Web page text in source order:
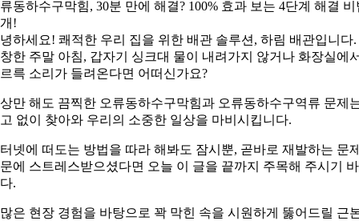
동하수구막힘, 30분 만에 해결? 100% 효과 보는 4단계 해결 비
!
하세요! 쾌적한 우리 집을 위한 배관 솔루션, 하림 배관입니다.
한 주말 아침, 갑자기 싱크대 물이 내려가지 않거나 화장실에
륵 소리가 들려온다면 어떠신가요?
만 해도 끔찍한 오류동하수구막힘과 오류동하수구역류 문제
없이 찾아와 우리의 소중한 일상을 마비시킵니다.
넷에 떠도는 방법을 따라 해봐도 잠시뿐, 곧바로 재발하는 문
에 스트레스받으셨다면 오늘 이 글을 끝까지 주목해 주시기
.
은 현장 경험을 바탕으로 꽉 막힌 속을 시원하게 뚫어드릴 근